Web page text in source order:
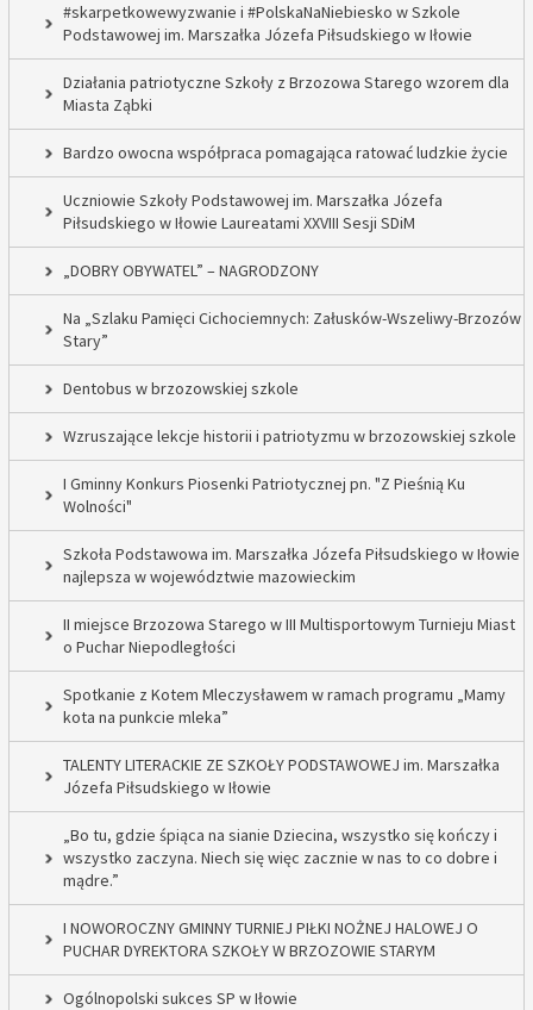
#skarpetkowewyzwanie i #PolskaNaNiebiesko w Szkole
Podstawowej im. Marszałka Józefa Piłsudskiego w Iłowie
Działania patriotyczne Szkoły z Brzozowa Starego wzorem dla
Miasta Ząbki
Bardzo owocna współpraca pomagająca ratować ludzkie życie
Uczniowie Szkoły Podstawowej im. Marszałka Józefa
Piłsudskiego w Iłowie Laureatami XXVIII Sesji SDiM
„DOBRY OBYWATEL” – NAGRODZONY
Na „Szlaku Pamięci Cichociemnych: Załusków-Wszeliwy-Brzozów
Stary”
Dentobus w brzozowskiej szkole
Wzruszające lekcje historii i patriotyzmu w brzozowskiej szkole
I Gminny Konkurs Piosenki Patriotycznej pn. "Z Pieśnią Ku
Wolności"
Szkoła Podstawowa im. Marszałka Józefa Piłsudskiego w Iłowie
najlepsza w województwie mazowieckim
II miejsce Brzozowa Starego w III Multisportowym Turnieju Miast
o Puchar Niepodległości
Spotkanie z Kotem Mleczysławem w ramach programu „Mamy
kota na punkcie mleka”
TALENTY LITERACKIE ZE SZKOŁY PODSTAWOWEJ im. Marszałka
Józefa Piłsudskiego w Iłowie
„Bo tu, gdzie śpiąca na sianie Dziecina, wszystko się kończy i
wszystko zaczyna. Niech się więc zacznie w nas to co dobre i
mądre.”
I NOWOROCZNY GMINNY TURNIEJ PIŁKI NOŻNEJ HALOWEJ O
PUCHAR DYREKTORA SZKOŁY W BRZOZOWIE STARYM
Ogólnopolski sukces SP w Iłowie